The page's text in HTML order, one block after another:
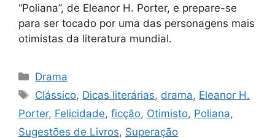
“Poliana”, de Eleanor H. Porter, e prepare-se
para ser tocado por uma das personagens mais
otimistas da literatura mundial.
Categorias
Drama
Tags
Clássico, Dicas literárias, drama, Eleanor H.
Porter, Felicidade, ficção, Otimisto, Poliana,
Sugestões de Livros, Superação